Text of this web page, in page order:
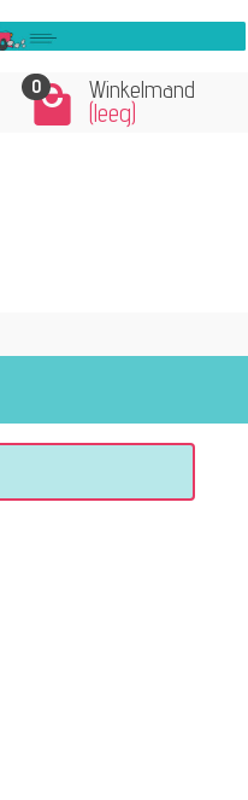
0 Winkelmand
(leeg)